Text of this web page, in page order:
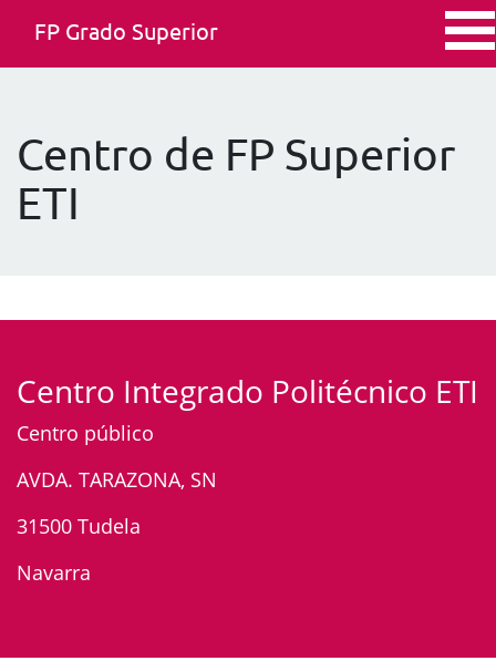
FP Grado Superior
Centro de FP Superior
ETI
Centro Integrado Politécnico ETI
Centro público
AVDA. TARAZONA, SN
31500 Tudela
Navarra